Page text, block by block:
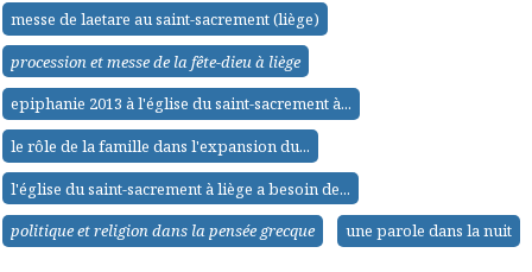
messe de laetare au saint-sacrement (liège)
procession et messe de la fête-dieu à liège
epiphanie 2013 à l'église du saint-sacrement à...
le rôle de la famille dans l'expansion du...
l'église du saint-sacrement à liège a besoin de...
politique et religion dans la pensée grecque
une parole dans la nuit